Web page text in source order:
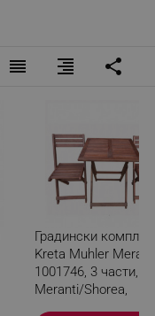
reorder format_align_right share
Градински
Kreta Muhler
1001746, 3 части,
Meranti/Shorea,